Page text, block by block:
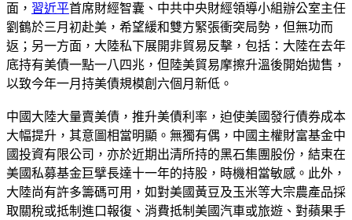
面， 習近平首席財經智囊、中共中央財經領導小組辦公室主任
劉鶴於三月初赴美，希望緩和雙方緊張衝突局勢，但無功而
返；另一方面，大陸私下展開非貿易反擊，包括：大陸在去年
底持有美債一點一八四兆，但陸美貿易摩擦升溫後開始拋售，
以致今年一月持美債規模創六個月新低。
中國大陸大量賣美債，推升美債利率，迫使美國發行債券成本
大幅提升，其意圖相當明顯。無獨有偶，中國主權財富基金中
國投資有限公司，亦於近期出清所持的黑石集團股份，結束在
美國私募基金巨擘長達十一年的持股，時機相當敏感。此外，
大陸尚有許多籌碼可用，如對美國黃豆及玉米等大宗農產品採
取關稅或抵制進口報復、消費抵制美國汽車或旅遊、對蘋果手